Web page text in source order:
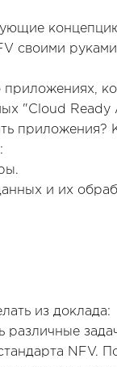
своими
приложениях,
"Cloud
приложения?
и их
из доклада:
NFV.